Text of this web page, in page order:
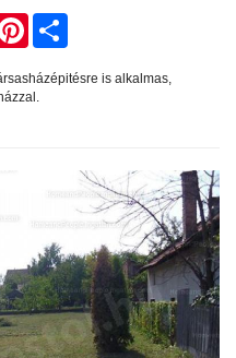
Pinterest
is alkalmas,